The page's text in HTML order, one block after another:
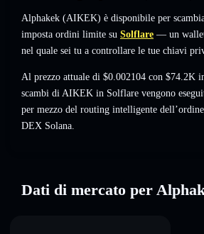
Alphakek (AIKEK) è disponibile per
imposta ordini limite su Solflare — un
nel quale sei tu a controllare le tue chiavi
Al prezzo attuale di $0.002104 con $74.2K
scambi di AIKEK in Solflare vengono
per mezzo del routing intelligente
DEX Solana.
Dati di mercato per